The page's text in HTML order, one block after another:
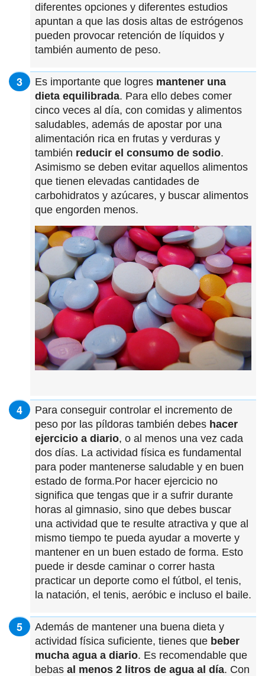
diferentes opciones y diferentes estudios
apuntan a que las dosis altas de estrógenos
pueden provocar retención de líquidos y
también aumento de peso.
Es importante que logres mantener una
dieta equilibrada. Para ello debes comer
cinco veces al día, con comidas y alimentos
saludables, además de apostar por una
alimentación rica en frutas y verduras y
también reducir el consumo de sodio.
Asimismo se deben evitar aquellos alimentos
que tienen elevadas cantidades de
carbohidratos y azúcares, y buscar alimentos
que engorden menos.
Para conseguir controlar el incremento de
peso por las píldoras también debes hacer
ejercicio a diario, o al menos una vez cada
dos días. La actividad física es fundamental
para poder mantenerse saludable y en buen
estado de forma.Por hacer ejercicio no
significa que tengas que ir a sufrir durante
horas al gimnasio, sino que debes buscar
una actividad que te resulte atractiva y que al
mismo tiempo te pueda ayudar a moverte y
mantener en un buen estado de forma. Esto
puede ir desde caminar o correr hasta
practicar un deporte como el fútbol, el tenis,
la natación, el tenis, aeróbic e incluso el baile.
Además de mantener una buena dieta y
actividad física suficiente, tienes que beber
mucha agua a diario. Es recomendable que
bebas al menos 2 litros de agua al día. Con